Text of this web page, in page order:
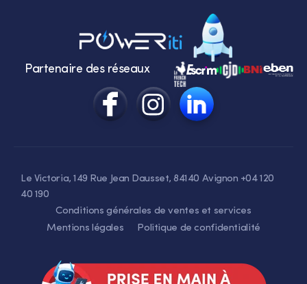
Partenaire des réseaux
Le Victoria, 149 Rue Jean Dausset, 84140 Avignon +04 120
40 190
Conditions générales de ventes et services
Mentions légales
Politique de confidentialité